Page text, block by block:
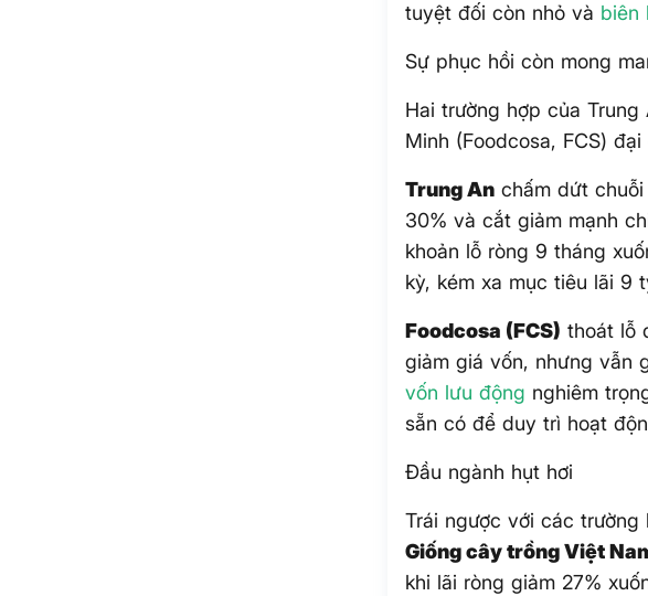
tuyệt đối còn nhỏ và biên
Sự phục hồi còn mong
Hai trường hợp của Trung
Minh (Foodcosa, FCS)
Trung An chấm dứt
30% và cắt giảm mạnh
khoản lỗ ròng 9 tháng
kỳ, kém xa mục tiêu lãi 9
Foodcosa (FCS) thoát lỗ
giảm giá vốn, nhưng vẫn
vốn lưu động nghiêm
sẵn có để duy trì hoạt
Đầu ngành hụt hơi
Trái ngược với các
Giống cây trồng Việt
khi lãi ròng giảm 27%